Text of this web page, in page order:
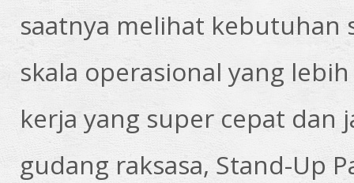
saatnya melihat kebutuhan
skala operasional yang
kerja yang super cepat dan
gudang raksasa, Stand-Up